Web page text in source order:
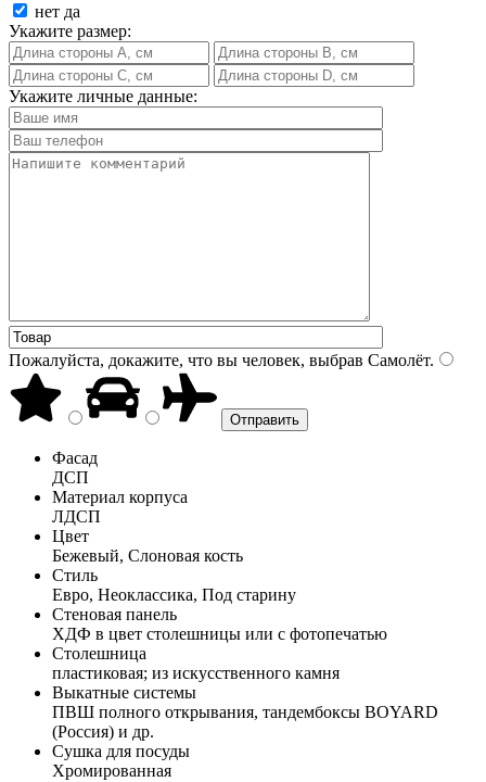
нет да
Укажите размер:
Укажите личные данные:
Пожалуйста, докажите, что вы человек, выбрав Самолёт.
Фасад
ДСП
Материал корпуса
ЛДСП
Цвет
Бежевый, Слоновая кость
Стиль
Евро, Неоклассика, Под старину
Стеновая панель
ХДФ в цвет столешницы или с фотопечатью
Столешница
пластиковая; из искусственного камня
Выкатные системы
ПВШ полного открывания, тандембоксы BOYARD
(Россия) и др.
Сушка для посуды
Хромированная